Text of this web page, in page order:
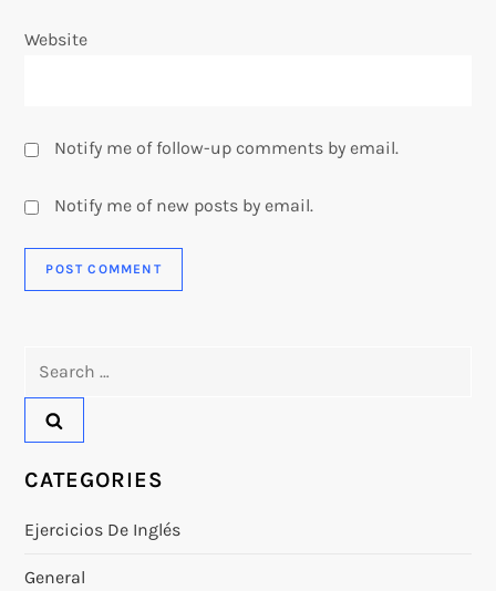
Website
Notify me of follow-up comments by email.
Notify me of new posts by email.
CATEGORIES
Ejercicios De Inglés
General